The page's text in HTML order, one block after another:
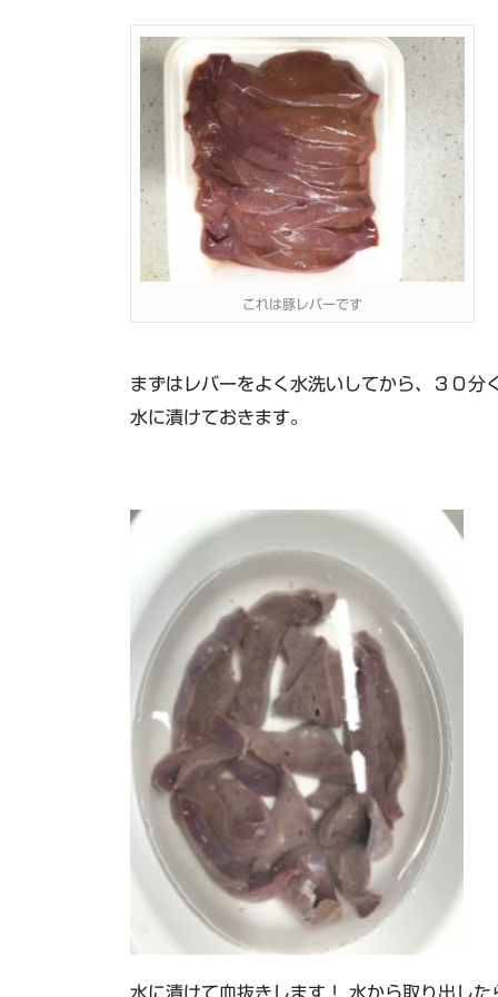
これは豚レバーです
まずはレバーをよく水洗いしてから、３０分
水に漬けておきます。
水に漬けて血抜きします！ 水から取り出した